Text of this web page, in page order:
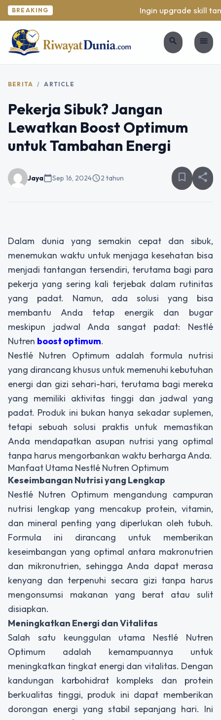
BREAKING Ingin upgrade skill
search menu
BERITA / ARTICLE
Pekerja Sibuk? Jangan
Lewatkan Boost Optimum
untuk Tambahan Energi
Jayacalendar_todaySep 16, 2024schedule2 tahun bookmark_border share
Dalam dunia yang semakin cepat dan sibuk,
menemukan waktu untuk menjaga kesehatan bisa
menjadi tantangan tersendiri, terutama bagi para
pekerja yang sering kali terjebak dalam rutinitas
yang padat. Namun, ada solusi yang bisa
membantu Anda tetap energik dan bugar
meskipun jadwal Anda sangat padat: Nestlé
Nutren boost optimum.
Nestlé Nutren Optimum adalah formula nutrisi
yang dirancang khusus untuk memenuhi kebutuhan
energi dan gizi sehari-hari, terutama bagi mereka
yang memiliki aktivitas tinggi dan jadwal yang
padat. Produk ini bukan hanya sekadar suplemen,
tetapi sebuah solusi praktis untuk memastikan
Anda mendapatkan asupan nutrisi yang optimal
tanpa harus mengorbankan waktu berharga Anda.
Manfaat Utama Nestlé Nutren Optimum
Keseimbangan Nutrisi yang Lengkap
Nestlé Nutren Optimum mengandung campuran
nutrisi lengkap yang mencakup protein, vitamin,
dan mineral penting yang diperlukan oleh tubuh.
Formula ini dirancang untuk memberikan
keseimbangan yang optimal antara makronutrien
dan mikronutrien, sehingga Anda dapat merasa
kenyang dan terpenuhi secara gizi tanpa harus
mengonsumsi makanan yang berat atau sulit
disiapkan.
Meningkatkan Energi dan Vitalitas
Salah satu keunggulan utama Nestlé Nutren
Optimum adalah kemampuannya untuk
meningkatkan tingkat energi dan vitalitas. Dengan
kandungan karbohidrat kompleks dan protein
berkualitas tinggi, produk ini dapat memberikan
dorongan energi yang stabil sepanjang hari. Ini